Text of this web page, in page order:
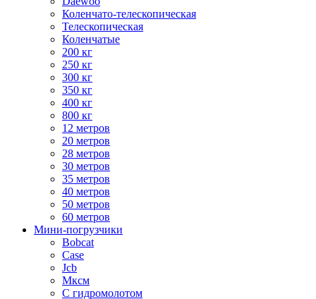
Коленчато-телескопическая
Телескопическая
Коленчатые
200 кг
250 кг
300 кг
350 кг
400 кг
800 кг
12 метров
20 метров
28 метров
30 метров
35 метров
40 метров
50 метров
60 метров
Мини-погрузчики
Bobcat
Case
Jcb
Мксм
С гидромолотом